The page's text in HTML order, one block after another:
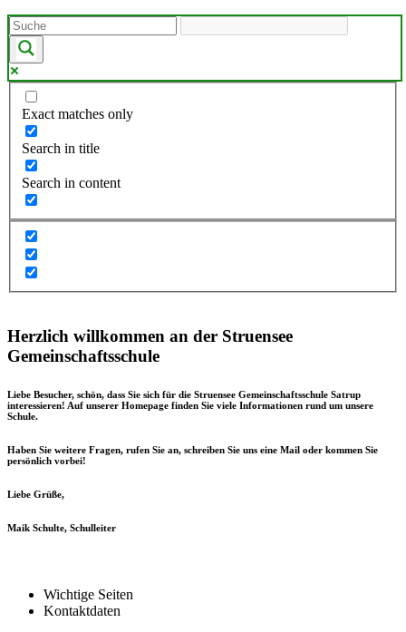
Exact matches only
Search in title
Search in content
Herzlich willkommen an der Struensee
Gemeinschaftsschule
Liebe Besucher, schön, dass Sie sich für die Struensee Gemeinschaftsschule Satrup
interessieren! Auf unserer Homepage finden Sie viele Informationen rund um unsere
Schule.
Haben Sie weitere Fragen, rufen Sie an, schreiben Sie uns eine Mail oder kommen Sie
persönlich vorbei!
Liebe Grüße,
Maik Schulte, Schulleiter
Wichtige Seiten
Kontaktdaten